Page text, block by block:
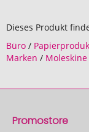
Dieses Produkt
Büro /
Marken / Moleskine
Promostore